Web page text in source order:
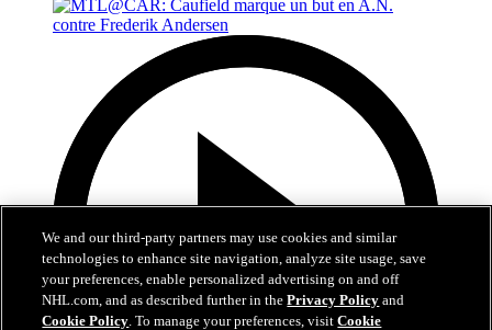
We and our third-party partners may use cookies and similar
technologies to enhance site navigation, analyze site usage, save
your preferences, enable personalized advertising on and off
NHL.com, and as described further in thePrivacy Policy and
Cookie Policy. To manage your preferences, visitCookie